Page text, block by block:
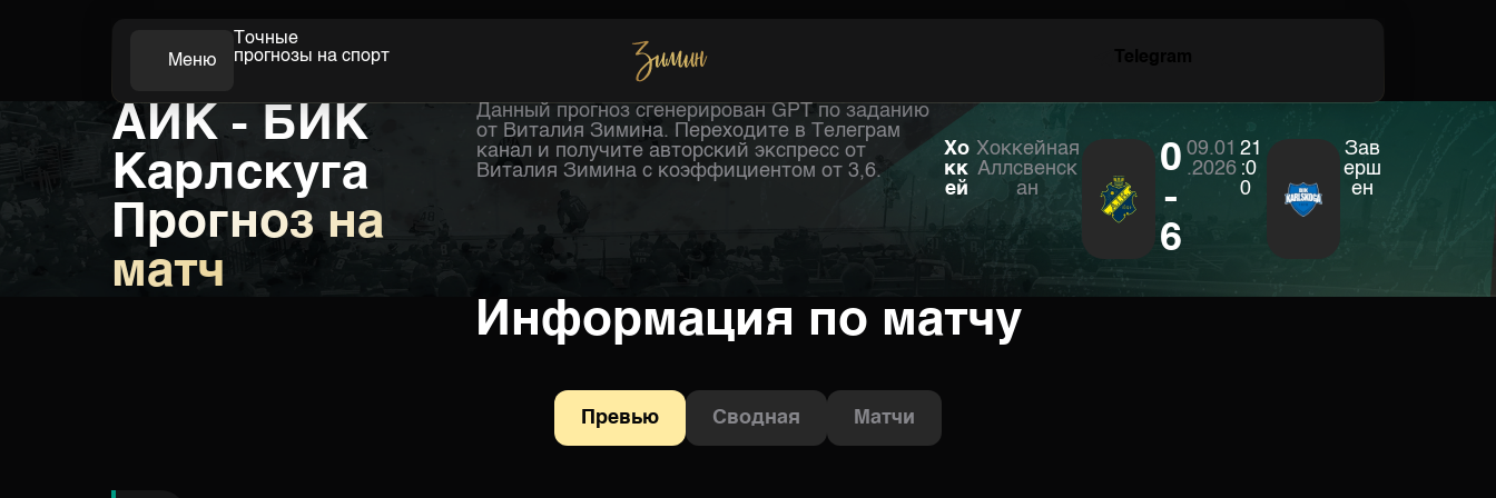
Меню
Точные
прогнозы на спорт
Хоккей
АИК - БИК
Карлскуга
Прогноз на
матч
Данный прогноз сгенерирован GPT по заданию
от Виталия Зимина. Переходите в Телеграм
канал и получите авторский экспресс от
Виталия Зимина с коэффициентом от 3,6.
Хо
кк
ей
Хоккейная
Аллсвенск
ан
0
-
6
09.01
.2026
21
:0
0
Зав
ерш
ен
Информация по матчу
Превью Сводная Матчи